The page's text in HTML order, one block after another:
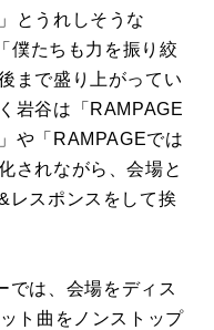
とうれしそうな
僕たちも力を振り絞
まで盛り上がってい
岩谷は「RAMPAGE
や「RAMPAGEでは
されながら、会場と
レスポンスをして挨
は、会場をディス
ト曲をノンストップ